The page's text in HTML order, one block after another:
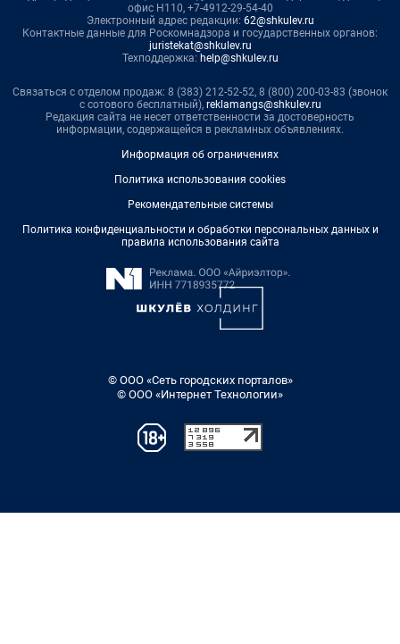
офис Н110, +7-4912-29-54-40
Электронный адрес редакции: 62@shkulev.ru
Контактные данные для Роскомнадзора и государственных органов:
juristekat@shkulev.ru
Техподдержка: help@shkulev.ru
Связаться с отделом продаж: 8 (383) 212-52-52, 8 (800) 200-03-83 (звонок
с сотового бесплатный), reklamangs@shkulev.ru
Редакция сайта не несет ответственности за достоверность
информации, содержащейся в рекламных объявлениях.
Информация об ограничениях
Политика использования cookies
Рекомендательные системы
Политика конфиденциальности и обработки персональных данных и
правила использования сайта
© ООО «Сеть городских порталов»
© ООО «Интернет Технологии»